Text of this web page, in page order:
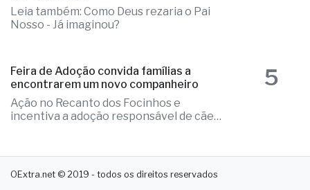
Leia também: Como Deus rezaria o Pai
Nosso - Já imaginou?
Feira de Adoção convida famílias a
encontrarem um novo companheiro
Ação no Recanto dos Focinhos e
incentiva a adoção responsável de cães
5
OExtra.net © 2019 - todos os direitos reservados